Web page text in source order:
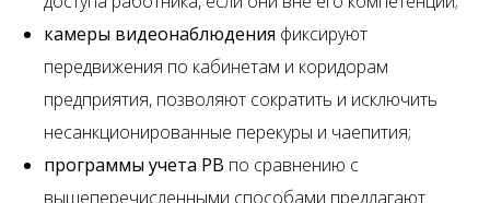
камеры видеонаблюдения фиксируют
передвижения по кабинетам и коридорам
предприятия, позволяют сократить и исключить
несанкционированные перекуры и чаепития;
программы учета РВ по сравнению с
вышеперечисленными способами предлагают